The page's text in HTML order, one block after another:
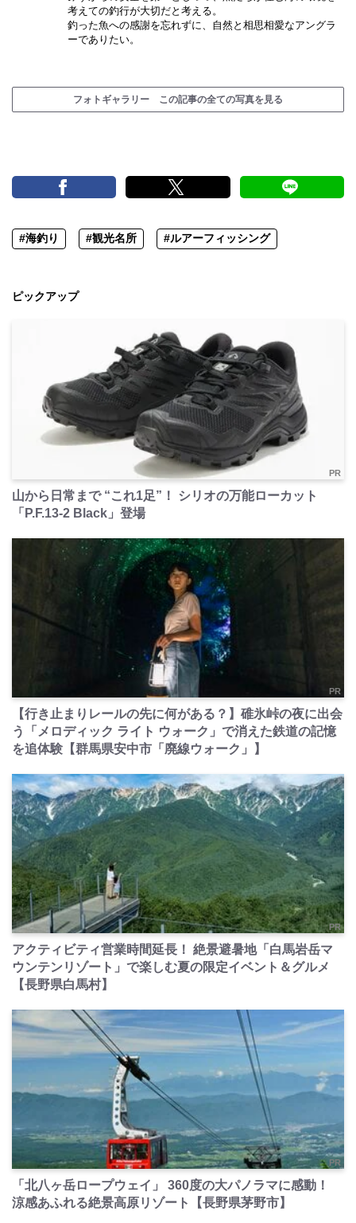
考えての釣行が大切だと考える。
釣った魚への感謝を忘れずに、自然と相思相愛なアングラ
ーでありたい。
フォトギャラリー この記事の全ての写真を見る
#海釣り #観光名所 #ルアーフィッシング
ピックアップ
PR
山から日常まで “これ1足”！ シリオの万能ローカット
「P.F.13-2 Black」登場
PR
【行き止まりレールの先に何がある？】碓氷峠の夜に出会
う「メロディック ライト ウォーク」で消えた鉄道の記憶
を追体験【群馬県安中市「廃線ウォーク」】
PR
アクティビティ営業時間延長！ 絶景避暑地「白馬岩岳マ
ウンテンリゾート」で楽しむ夏の限定イベント＆グルメ
【長野県白馬村】
PR
「北八ヶ岳ロープウェイ」 360度の大パノラマに感動！
涼感あふれる絶景高原リゾート【長野県茅野市】